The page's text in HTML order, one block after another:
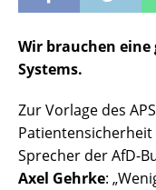
Wir brauchen
Systems.
Zur Vorlage des
Sprecher der AfD-
Axel Gehrke: